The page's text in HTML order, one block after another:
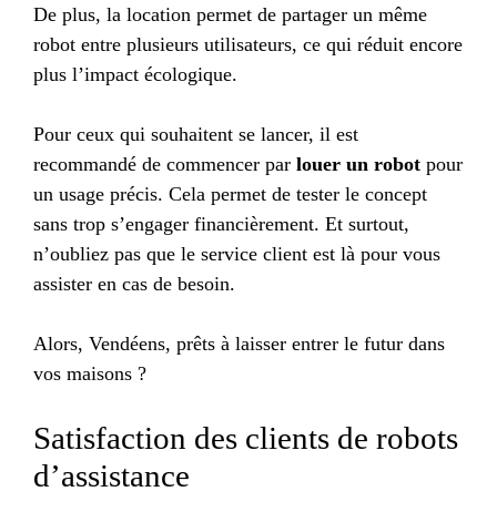
De plus, la location permet de partager un même
robot entre plusieurs utilisateurs, ce qui réduit encore
plus l’impact écologique.
Pour ceux qui souhaitent se lancer, il est
recommandé de commencer par louer un robot pour
un usage précis. Cela permet de tester le concept
sans trop s’engager financièrement. Et surtout,
n’oubliez pas que le service client est là pour vous
assister en cas de besoin.
Alors, Vendéens, prêts à laisser entrer le futur dans
vos maisons ?
Satisfaction des clients de robots
d’assistance